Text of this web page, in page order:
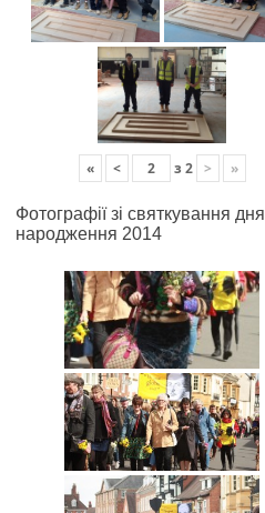
« < з 2 > »
Фотографії зі святкування дня
народження 2014